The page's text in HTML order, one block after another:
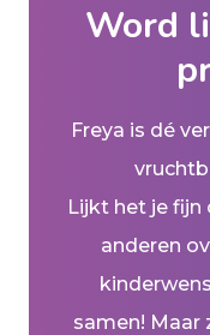
Word
Freya is dé
Lijkt het je
anderen
samen! Maar